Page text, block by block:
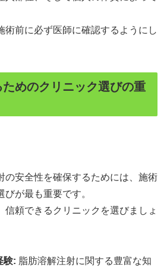
術前に必ず医師に確認するようにし
めのクリニック選びの重
の安全性を確保するためには、施術
が最も重要です。
信頼できるクリニックを選びましょ
験: 脂肪溶解注射に関する豊富な知